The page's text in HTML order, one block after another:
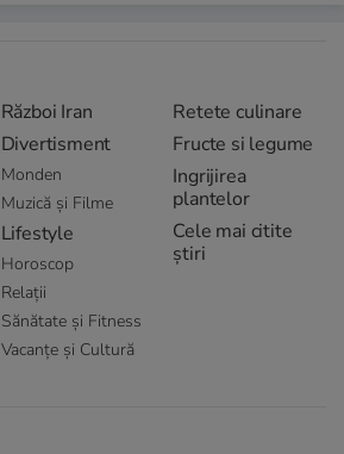
Război Iran
Divertisment
Monden
Muzică și Filme
Lifestyle
Horoscop
Relații
Sănătate și Fitness
Vacanțe și Cultură
Retete culinare
Fructe si legume
Ingrijirea
plantelor
Cele mai citite
știri